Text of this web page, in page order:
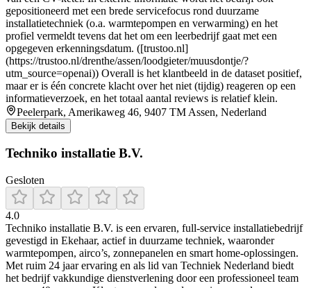
gepositioneerd met een brede servicefocus rond duurzame
installatietechniek (o.a. warmtepompen en verwarming) en het
profiel vermeldt tevens dat het om een leerbedrijf gaat met een
opgegeven erkenningsdatum. ([trustoo.nl]
(https://trustoo.nl/drenthe/assen/loodgieter/muusdontje/?
utm_source=openai)) Overall is het klantbeeld in de dataset positief,
maar er is één concrete klacht over het niet (tijdig) reageren op een
informatieverzoek, en het totaal aantal reviews is relatief klein.
Peelerpark, Amerikaweg 46, 9407 TM Assen, Nederland
Bekijk details
Techniko installatie B.V.
Gesloten
4.0
Techniko installatie B.V. is een ervaren, full-service installatiebedrijf
gevestigd in Ekehaar, actief in duurzame techniek, waaronder
warmtepompen, airco’s, zonnepanelen en smart home-oplossingen.
Met ruim 24 jaar ervaring en als lid van Techniek Nederland biedt
het bedrijf vakkundige dienstverlening door een professioneel team